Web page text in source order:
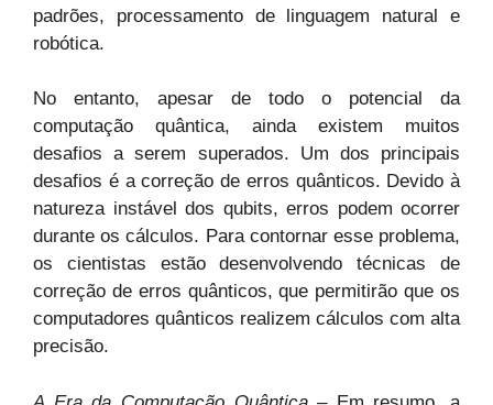
padrões, processamento de linguagem natural e
robótica.
No entanto, apesar de todo o potencial da
computação quântica, ainda existem muitos
desafios a serem superados. Um dos principais
desafios é a correção de erros quânticos. Devido à
natureza instável dos qubits, erros podem ocorrer
durante os cálculos. Para contornar esse problema,
os cientistas estão desenvolvendo técnicas de
correção de erros quânticos, que permitirão que os
computadores quânticos realizem cálculos com alta
precisão.